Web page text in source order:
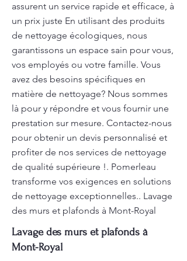
assurent un service rapide et efficace, à
un prix juste En utilisant des produits
de nettoyage écologiques, nous
garantissons un espace sain pour vous,
vos employés ou votre famille. Vous
avez des besoins spécifiques en
matière de nettoyage? Nous sommes
là pour y répondre et vous fournir une
prestation sur mesure. Contactez-nous
pour obtenir un devis personnalisé et
profiter de nos services de nettoyage
de qualité supérieure !. Pomerleau
transforme vos exigences en solutions
de nettoyage exceptionnelles.. Lavage
des murs et plafonds à Mont-Royal
Lavage des murs et plafonds à
Mont-Royal